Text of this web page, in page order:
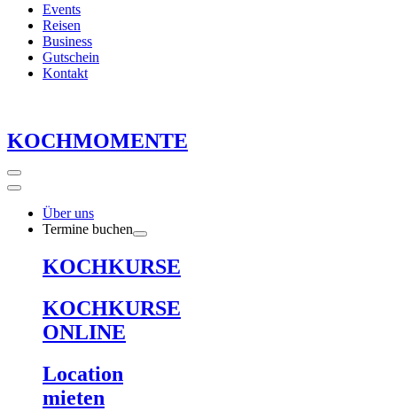
Events
Reisen
Business
Gutschein
Kontakt
KOCHMOMENTE
Über uns
Termine buchen
KOCHKURSE
KOCHKURSE
ONLINE
Location
mieten